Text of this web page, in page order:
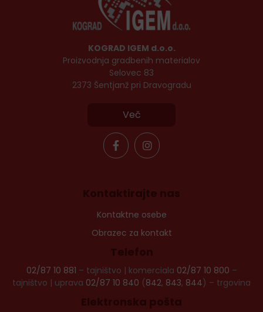
KOGRAD IGEM d.o.o.
Proizvodnja gradbenih materialov
Selovec 83
2373 Šentjanž pri Dravogradu
Več
Kontaktirajte nas
Kontaktne osebe
Obrazec za kontakt
Telefon
02/87 10 881 – tajništvo | komerciala 02/87 10 800 –
tajništvo | uprava 02/87 10 840 (842, 843, 844) – trgovina
Elektronska pošta